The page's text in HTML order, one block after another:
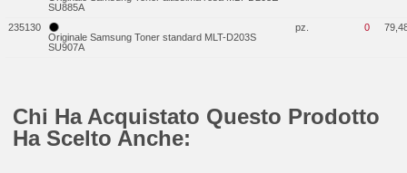
SU885A
235130
Originale Samsung Toner standard MLT-D203S
SU907A
pz. 0
Chi Ha Acquistato Questo Prodotto
Ha Scelto Anche: